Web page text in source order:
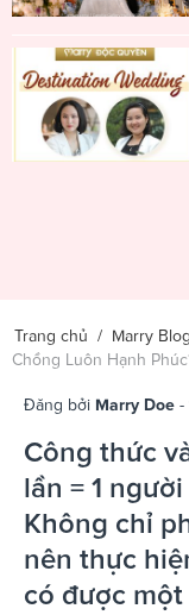
Trang chủ / Marry Blog
Chồng Luôn Hạnh
Đăng bởi Marry Doe -
Công thức
lần = 1
Không chỉ
nên thực
có được